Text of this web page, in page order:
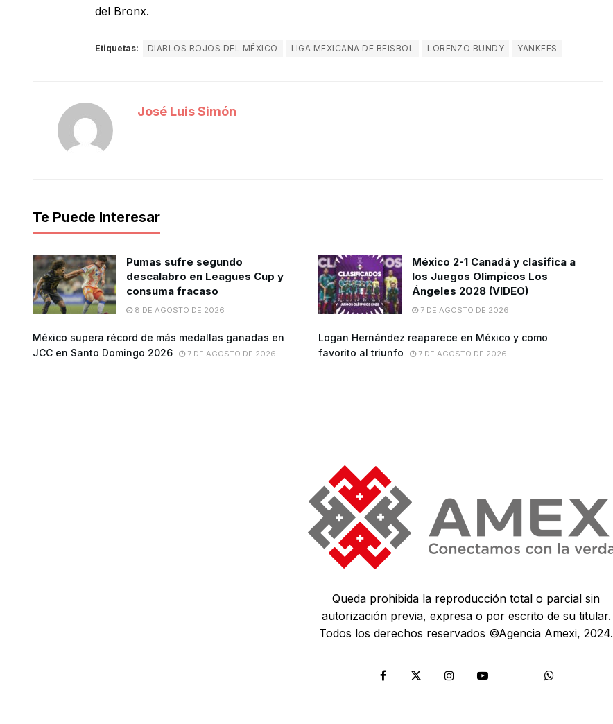
del Bronx.
Etiquetas: DIABLOS ROJOS DEL MÉXICO LIGA MEXICANA DE BEISBOL LORENZO BUNDY YANKEES
José Luis Simón
Te Puede Interesar
Pumas sufre segundo
descalabro en Leagues Cup y
consuma fracaso
8 DE AGOSTO DE 2026
México 2-1 Canadá y clasifica a
los Juegos Olímpicos Los
Ángeles 2028 (VIDEO)
7 DE AGOSTO DE 2026
México supera récord de más medallas ganadas en
JCC en Santo Domingo 2026
7 DE AGOSTO DE 2026
Logan Hernández reaparece en México y como
favorito al triunfo
7 DE AGOSTO DE 2026
Queda prohibida la reproducción total o parcial sin
autorización previa, expresa o por escrito de su titular.
Todos los derechos reservados ©Agencia Amexi, 2024.